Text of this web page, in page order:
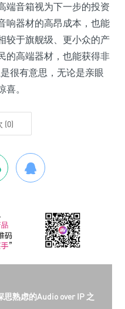
端音箱视为下一步的投资
响器材的高昂成本，也能
较于旗舰级、更小众的产
的高端器材，也能获得非
很有意思，无论是亲眼
。
(0)
熟虑的Audio over IP 之